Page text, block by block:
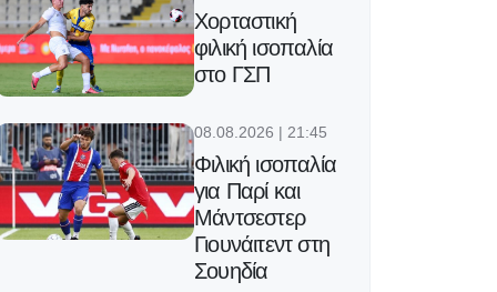
Χορταστική
φιλική ισοπαλία
στο ΓΣΠ
08.08.2026 | 21:45
Φιλική ισοπαλία
για Παρί και
Μάντσεστερ
Γιουνάιτεντ στη
Σουηδία